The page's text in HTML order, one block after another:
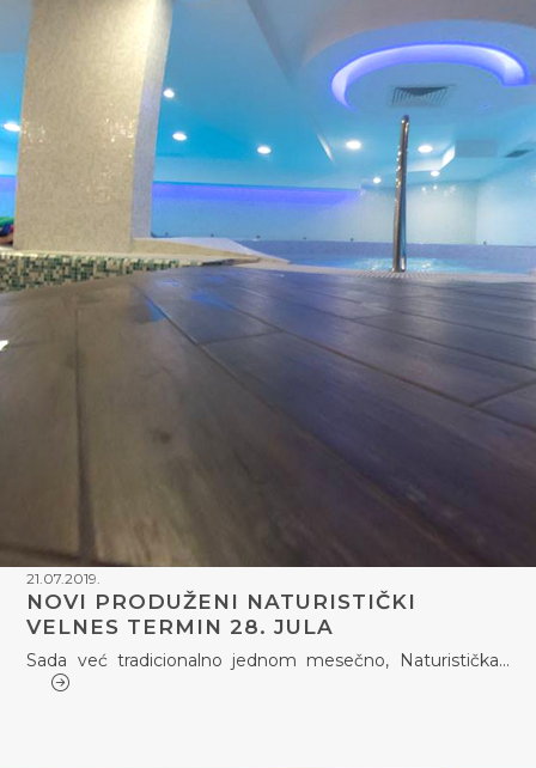
21.07.2019.
NOVI PRODUŽENI NATURISTIČKI
VELNES TERMIN 28. JULA
Sada već tradicionalno jednom mesečno, Naturistička…